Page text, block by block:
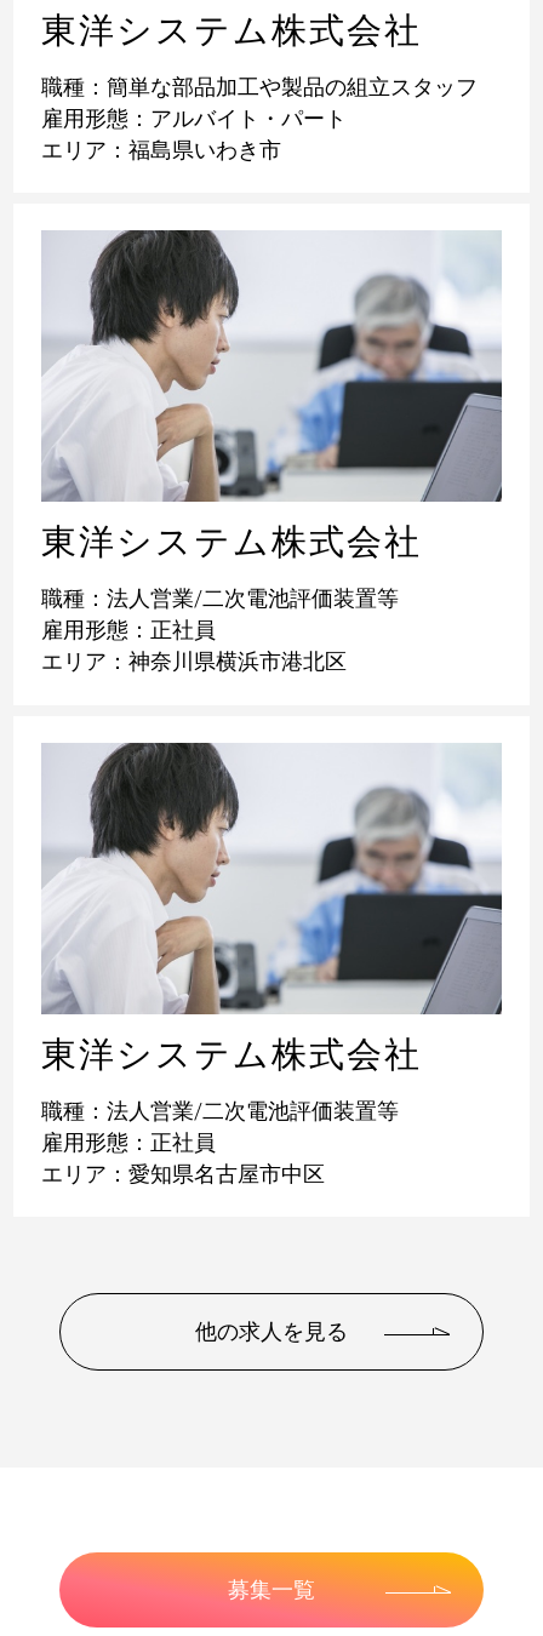
東洋システム株式会社
職種：簡単な部品加工や製品の組立スタッフ
雇用形態：アルバイト・パート
エリア：福島県いわき市
東洋システム株式会社
職種：法人営業/二次電池評価装置等
雇用形態：正社員
エリア：神奈川県横浜市港北区
東洋システム株式会社
職種：法人営業/二次電池評価装置等
雇用形態：正社員
エリア：愛知県名古屋市中区
他の求人を見る
募集一覧